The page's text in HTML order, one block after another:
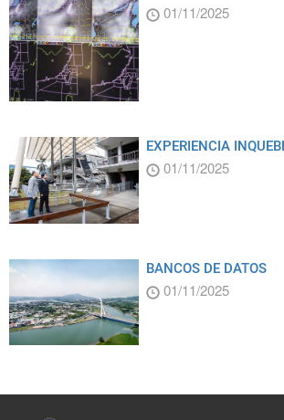
01/11/2025
EXPERIENCIA
01/11/2025
BANCOS DE DATOS
01/11/2025